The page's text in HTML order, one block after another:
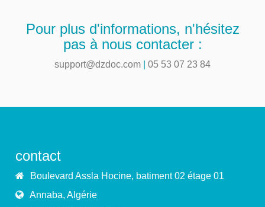
Pour plus d'informations, n'hésitez
pas à nous contacter :
support@dzdoc.com 05 53 07 23 84
contact
Boulevard Assla Hocine, batiment 02 étage 01
Annaba, Algérie